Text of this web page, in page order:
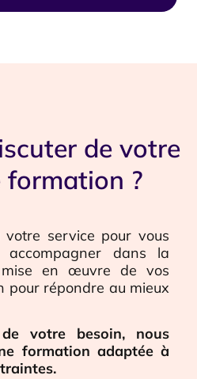
de votre
formation ?
service pour vous
dans la
en œuvre de vos
pour répondre au mieux
votre besoin, nous
formation adaptée à